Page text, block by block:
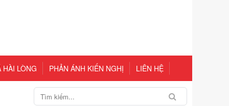
HÀI LÒNG PHẢN ÁNH KIẾN NGHỊ LIÊN HỆ